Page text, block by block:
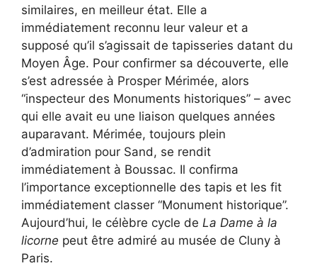
similaires, en meilleur état. Elle a
immédiatement reconnu leur valeur et a
supposé qu’il s’agissait de tapisseries datant du
Moyen Âge. Pour confirmer sa découverte, elle
s’est adressée à Prosper Mérimée, alors
“inspecteur des Monuments historiques” – avec
qui elle avait eu une liaison quelques années
auparavant. Mérimée, toujours plein
d’admiration pour Sand, se rendit
immédiatement à Boussac. Il confirma
l’importance exceptionnelle des tapis et les fit
immédiatement classer “Monument historique”.
Aujourd’hui, le célèbre cycle de La Dame à la
licorne peut être admiré au musée de Cluny à
Paris.